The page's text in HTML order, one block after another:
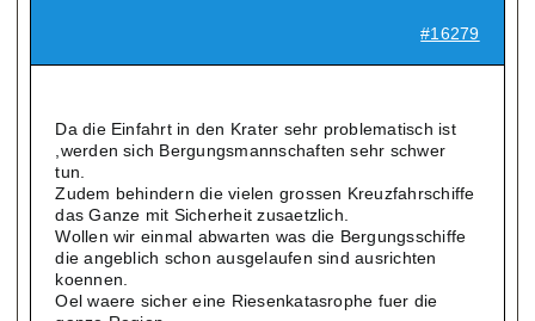
#16279
Da die Einfahrt in den Krater sehr problematisch ist
,werden sich Bergungsmannschaften sehr schwer
tun.
Zudem behindern die vielen grossen Kreuzfahrschiffe
das Ganze mit Sicherheit zusaetzlich.
Wollen wir einmal abwarten was die Bergungsschiffe
die angeblich schon ausgelaufen sind ausrichten
koennen.
Oel waere sicher eine Riesenkatasrophe fuer die